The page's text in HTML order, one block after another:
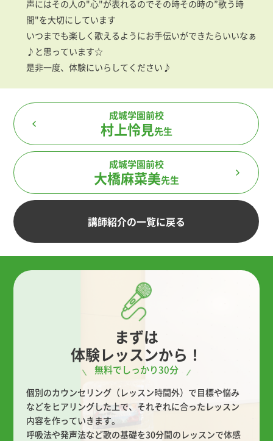
声にはその人の"心"が表れるのでその時その時の”歌う時
間"を大切にしています
いつまでも楽しく歌えるようにお手伝いができたらいいなぁ
♪と思っています☆
是非一度、体験にいらしてください♪
成城学園前校
村上怜見先生
講師紹介の一覧に戻る
成城学園前校
大橋麻菜美先生
まずは
体験レッスンから！
無料でしっかり30分
個別のカウンセリング（レッスン時間外）で目標や悩み
などをヒアリングした上で、 それぞれに合ったレッスン
内容を作っていきます。
呼吸法や発声法など歌の基礎を30分間のレッスンで体感